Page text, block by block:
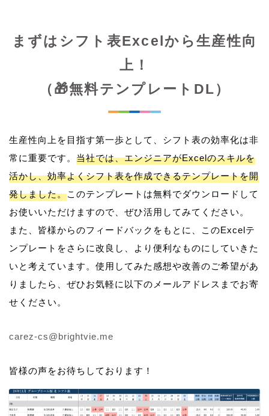
まずはシフト表Excelから生産性向
上！
（🎁無料テンプレートDL）
生産性向上を目指す第一歩として、シフト表の効率化は非
常に重要です。 当社では、エンジニアがExcelのスキルを
活かし、効率よくシフト表を作成できるテンプレートを開
発しました。このテンプレートは無料でダウンロードして
お使いいただけますので、ぜひ活用してみてください。
また、皆様からのフィードバックをもとに、このExcelテ
ンプレートをさらに改良し、より便利なものにしていきた
いと考えています。使用してみた感想や改善のご希望があ
りましたら、ぜひお気軽に以下のメールアドレスまでお寄
せください。
carez-cs@brightvie.me
皆様の声をお待ちしております！